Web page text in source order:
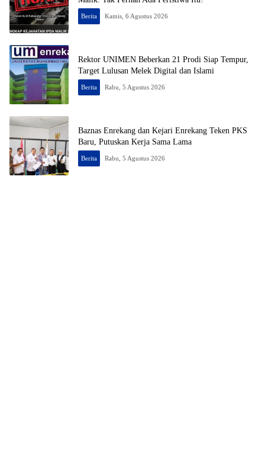
Berita Kamis, 6 Agustus 2026
Rektor UNIMEN Beberkan 21 Prodi Siap Tempur,
Target Lulusan Melek Digital dan Islami
Berita Rabu, 5 Agustus 2026
Baznas Enrekang dan Kejari Enrekang Teken PKS
Baru, Putuskan Kerja Sama Lama
Berita Rabu, 5 Agustus 2026